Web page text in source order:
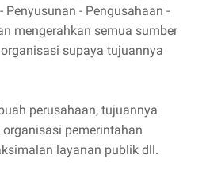
Penyusunan - Pengusahaan -
mengerahkan semua sumber
supaya tujuannya
perusahaan, tujuannya
pemerintahan
layanan publik dll.